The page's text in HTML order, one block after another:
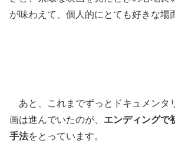
が味わえて、個人的にとても好きな場
あと、これまでずっとドキュメンタ
画は進んでいたのが、 エンディングで
手法をとっています。